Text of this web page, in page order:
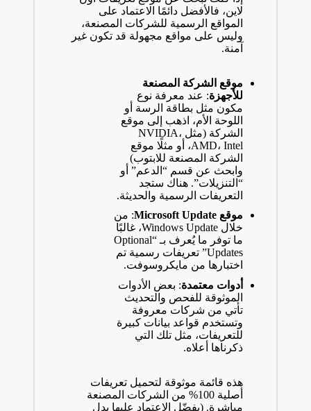
لاين، فالأفضل دائمًا الاعتماد على
المواقع الرسمية للشركات المصنعة،
وليس على مواقع مجهولة قد تكون غير
آمنة.
موقع الشركة المصنعة
للأجهزة: عند معرفة نوع
مكون مثل بطاقة الرسة أو
اللوحة الأم، اذهب إلى موقع
الشركة (مثل NVIDIA،
AMD، Intel، أو مثلًا موقع
الشركة المصنعة للابتوب)
وابحث عن قسم “الدعم” أو
“التنزيلات”. هناك ستجد
التعريفات الرسمية والحديثة.
موقع Microsoft Update
: من
خلال Windows Update، غالبًا
ما توفر ما يُعرف بـ “Optional
Updates” تعريفات رسمية تم
اختبارها من مايكروسوفت.
أدوات معتمدة: بعض الأدوات
الموثوقة للفحص والتحديث
تأتي من شركات معروفة
وتستخدم قواعد بيانات كبيرة
للتعريفات، مثل تلك التي
ذكرناها أعلاه.
هذه قائمة موثوقة لتحميل تعريفات
أصلية 100% من الشركات المصنعة
مباشرة. (يفضّل الاعتماد عليها بدل